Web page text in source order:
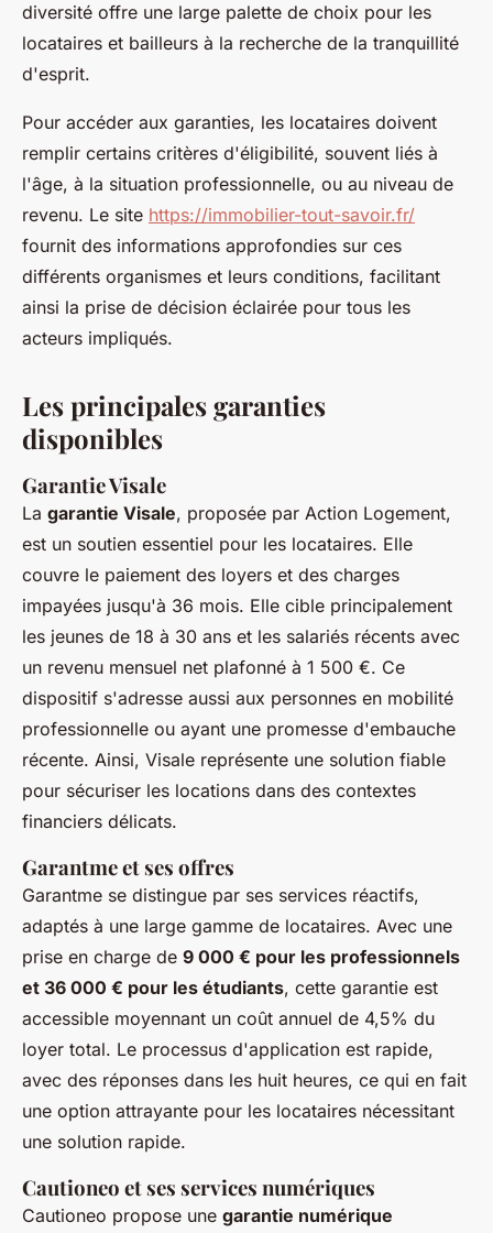
diversité offre une large palette de choix pour les
locataires et bailleurs à la recherche de la tranquillité
d'esprit.
Pour accéder aux garanties, les locataires doivent
remplir certains critères d'éligibilité, souvent liés à
l'âge, à la situation professionnelle, ou au niveau de
revenu. Le site https://immobilier-tout-savoir.fr/
fournit des informations approfondies sur ces
différents organismes et leurs conditions, facilitant
ainsi la prise de décision éclairée pour tous les
acteurs impliqués.
Les principales garanties
disponibles
Garantie Visale
La garantie Visale, proposée par Action Logement,
est un soutien essentiel pour les locataires. Elle
couvre le paiement des loyers et des charges
impayées jusqu'à 36 mois. Elle cible principalement
les jeunes de 18 à 30 ans et les salariés récents avec
un revenu mensuel net plafonné à 1 500 €. Ce
dispositif s'adresse aussi aux personnes en mobilité
professionnelle ou ayant une promesse d'embauche
récente. Ainsi, Visale représente une solution fiable
pour sécuriser les locations dans des contextes
financiers délicats.
Garantme et ses offres
Garantme se distingue par ses services réactifs,
adaptés à une large gamme de locataires. Avec une
prise en charge de 9 000 € pour les professionnels
et 36 000 € pour les étudiants, cette garantie est
accessible moyennant un coût annuel de 4,5% du
loyer total. Le processus d'application est rapide,
avec des réponses dans les huit heures, ce qui en fait
une option attrayante pour les locataires nécessitant
une solution rapide.
Cautioneo et ses services numériques
Cautioneo propose une garantie numérique